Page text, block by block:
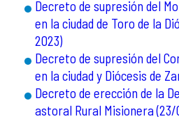
Decreto de supresión del
en la ciudad de Toro de la
2023)
Decreto de supresión del
en la ciudad y Diócesis de
Decreto de erección de la
astoral Rural Misionera (23/